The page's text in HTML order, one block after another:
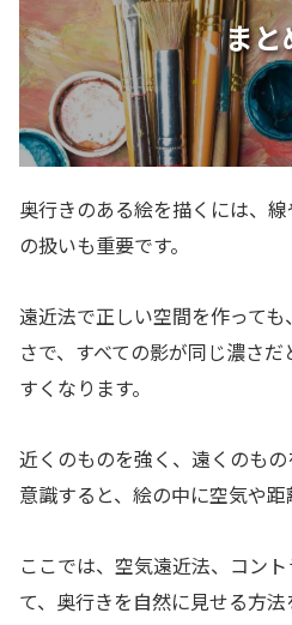
まと
奥行きのある絵を描くには、
の扱いも重要です。
遠近法で正しい空間を作って
さで、すべての影が同じ濃さ
すくなります。
近くのものを強く、遠くのも
意識すると、絵の中に空気や距
ここでは、空気遠近法、コン
て、奥行きを自然に見せる方法